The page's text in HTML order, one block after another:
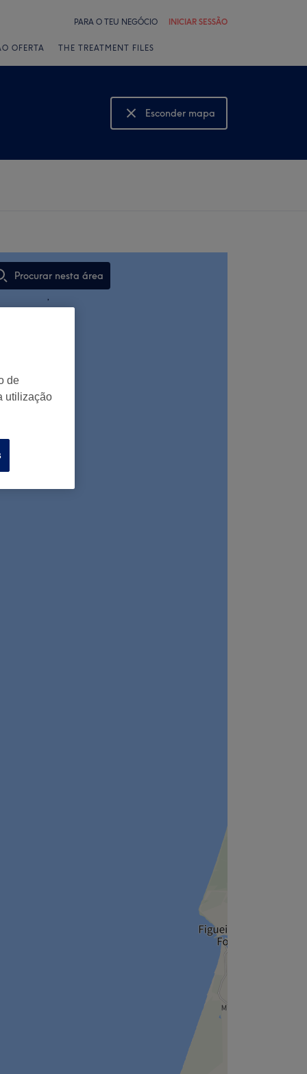
PARA O TEU NEGÓCIO INICIAR SESSÃO
OFERTA THE TREATMENT FILES
Esconder mapa
Mostrar mapa
Procurar nesta área
,
de
utilização